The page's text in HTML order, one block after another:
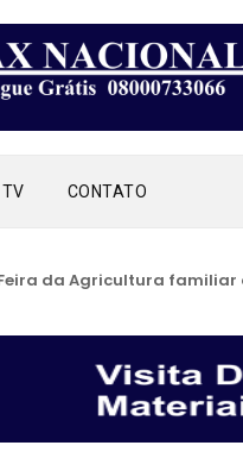
TV CONTATO
Agricultura familiar